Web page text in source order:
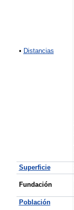
• Distancias
Superficie
Fundación
Población